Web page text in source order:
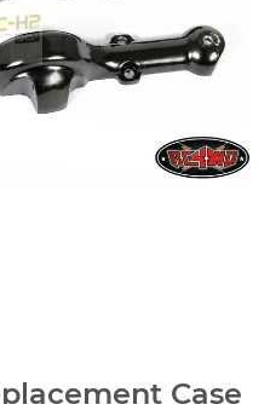
Case